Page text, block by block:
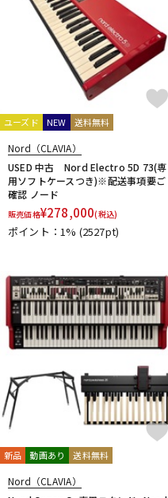
キーボード
管楽器
アンプ
配信/ライブ機器
中古
ユーズド NEW 送料無料
Nord（CLAVIA）
USED 中古 Nord Electro 5D 73(専
用ソフトケースつき)※配送事項要ご
確認 ノード
販売価格¥278,000(税込)
ポイント：1% (2527pt)
新品 動画あり 送料無料
Nord（CLAVIA）